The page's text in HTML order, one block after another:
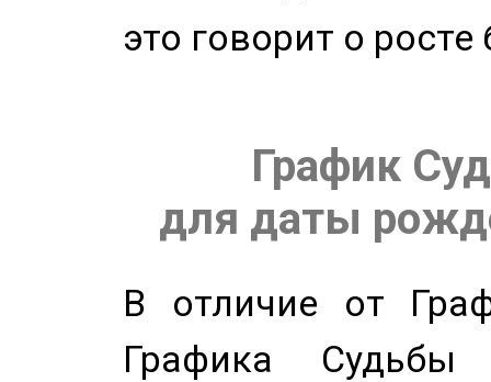
это говорит о
График
для даты
В отличие от
Графика